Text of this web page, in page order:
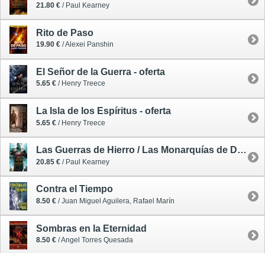
21.80 € / Paul Kearney
Rito de Paso
19.90 € / Alexei Panshin
El Señor de la Guerra - oferta
5.65 € / Henry Treece
La Isla de los Espíritus - oferta
5.65 € / Henry Treece
Las Guerras de Hierro / Las Monarquías de Dios 3
20.85 € / Paul Kearney
Contra el Tiempo
8.50 € / Juan Miguel Aguilera, Rafael Marín
Sombras en la Eternidad
8.50 € / Angel Torres Quesada